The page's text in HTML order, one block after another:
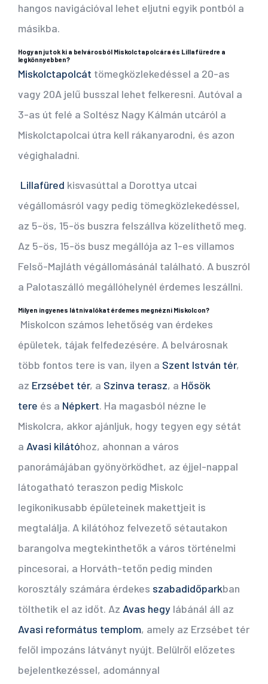
hangos navigációval lehet eljutni egyik pontból a
másikba.
Hogyan jutok ki a belvárosból Miskolctapolcára és Lillafüredre a
legkönnyebben?
Miskolctapolcát tömegközlekedéssel a 20-as
vagy 20A jelű busszal lehet felkeresni. Autóval a
3-as út felé a Soltész Nagy Kálmán utcáról a
Miskolctapolcai útra kell rákanyarodni, és azon
végighaladni.
Lillafüred kisvasúttal a Dorottya utcai
végállomásról vagy pedig tömegközlekedéssel,
az 5-ös, 15-ös buszra felszállva közelíthető meg.
Az 5-ös, 15-ös busz megállója az 1-es villamos
Felső-Majláth végállomásánál található. A buszról
a Palotaszálló megállóhelynél érdemes leszállni.
Milyen ingyenes látnivalókat érdemes megnézni Miskolcon?
Miskolcon számos lehetőség van érdekes
épületek, tájak felfedezésére. A belvárosnak
több fontos tere is van, ilyen a Szent István tér,
az Erzsébet tér, a Szinva terasz, a Hősök
tere és a Népkert. Ha magasból nézne le
Miskolcra, akkor ajánljuk, hogy tegyen egy sétát
a Avasi kilátóhoz, ahonnan a város
panorámájában gyönyörködhet, az éjjel-nappal
látogatható teraszon pedig Miskolc
legikonikusabb épületeinek makettjeit is
megtalálja. A kilátóhoz felvezető sétautakon
barangolva megtekinthetők a város történelmi
pincesorai, a Horváth-tetőn pedig minden
korosztály számára érdekes szabadidőparkban
tölthetik el az időt. Az Avas hegy lábánál áll az
Avasi református templom, amely az Erzsébet tér
felől impozáns látványt nyújt. Belülről előzetes
bejelentkezéssel, adománnyal